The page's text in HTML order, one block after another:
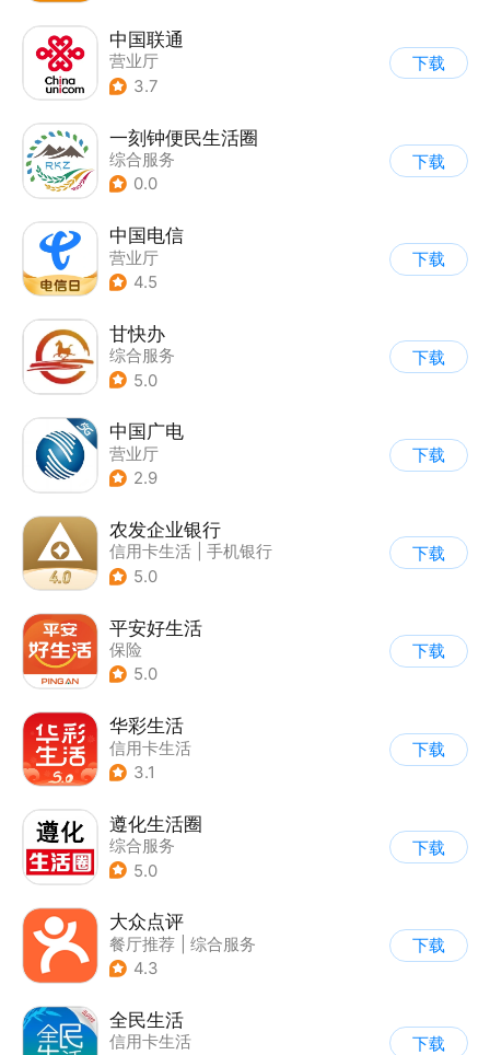
中国联通
营业厅
3.7
下载
一刻钟便民生活圈
综合服务
0.0
下载
中国电信
营业厅
4.5
下载
甘快办
综合服务
5.0
下载
中国广电
营业厅
2.9
下载
农发企业银行
信用卡生活
手机银行
5.0
下载
平安好生活
保险
5.0
下载
华彩生活
信用卡生活
3.1
下载
遵化生活圈
综合服务
5.0
下载
大众点评
餐厅推荐
综合服务
4.3
下载
全民生活
信用卡生活
下载